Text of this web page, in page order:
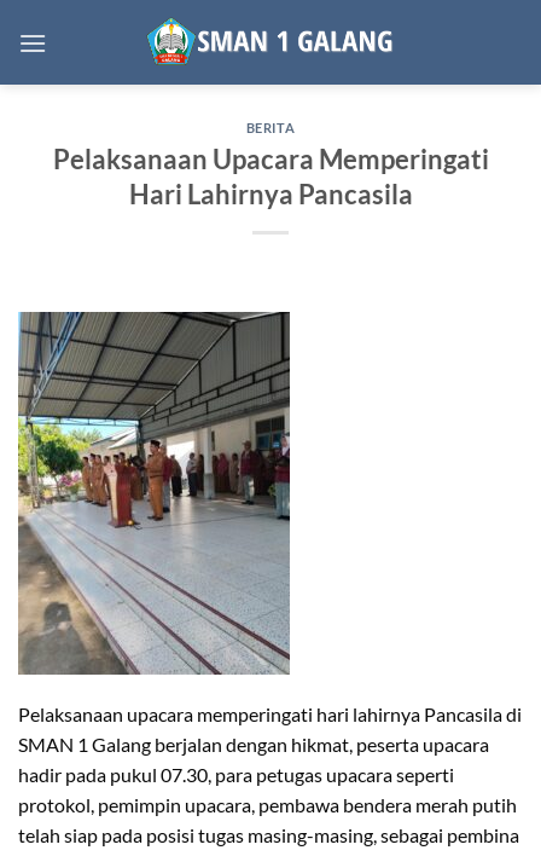
BERITA
Pelaksanaan Upacara Memperingati
Hari Lahirnya Pancasila
Pelaksanaan upacara memperingati hari lahirnya Pancasila di
SMAN 1 Galang berjalan dengan hikmat, peserta upacara
hadir pada pukul 07.30, para petugas upacara seperti
protokol, pemimpin upacara, pembawa bendera merah putih
telah siap pada posisi tugas masing-masing, sebagai pembina